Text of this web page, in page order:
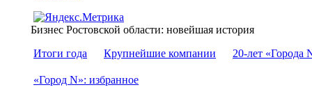
Бизнес Ростовской области: новейшая история
Итоги года
Крупнейшие компании 20-лет «Города
«Город N»: избранное